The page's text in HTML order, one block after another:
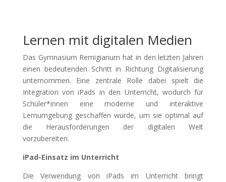
Lernen mit digitalen Medien
Das Gymnasium Remigianum hat in den letzten Jahren
einen bedeutenden Schritt in Richtung Digitalisierung
unternommen. Eine zentrale Rolle dabei spielt die
Integration von iPads in den Unterricht, wodurch für
Schüler*innen eine moderne und interaktive
Lernumgebung geschaffen wurde, um sie optimal auf
die Herausforderungen der digitalen Welt
vorzubereiten.
iPad-Einsatz im Unterricht
Die Verwendung von iPads im Unterricht bringt